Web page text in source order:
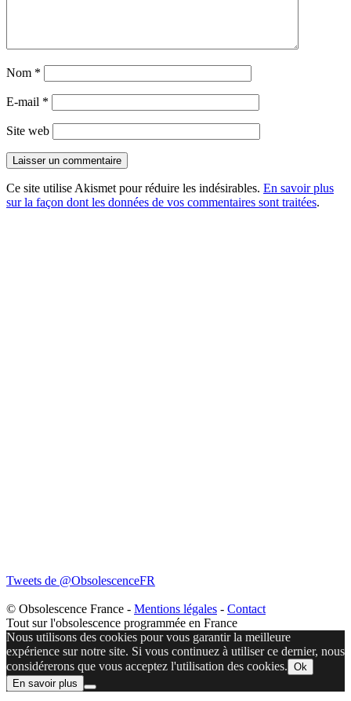
Nom *
E-mail *
Site web
Ce site utilise Akismet pour réduire les indésirables. En savoir plus
sur la façon dont les données de vos commentaires sont traitées.
Tweets de @ObsolescenceFR
© Obsolescence France - Mentions légales - Contact
Tout sur l'obsolescence programmée en France
Nous utilisons des cookies pour vous garantir la meilleure
expérience sur notre site. Si vous continuez à utiliser ce dernier, nous
considérerons que vous acceptez l'utilisation des cookies. Ok
En savoir plus